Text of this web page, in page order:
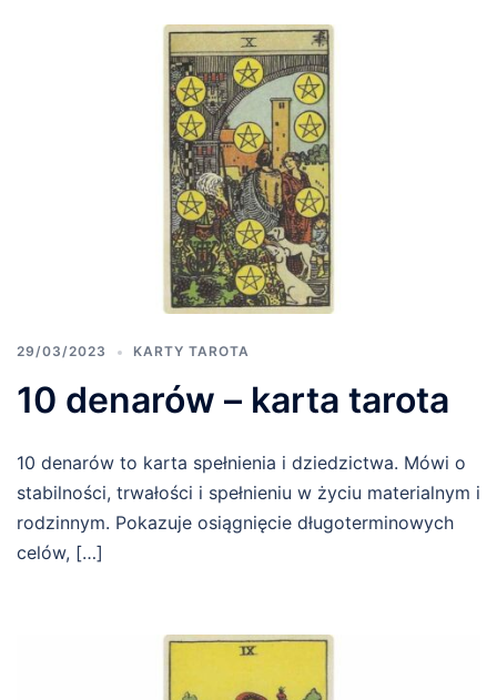
29/03/2023 KARTY TAROTA
10 denarów – karta tarota
10 denarów to karta spełnienia i dziedzictwa. Mówi o
stabilności, trwałości i spełnieniu w życiu materialnym i
rodzinnym. Pokazuje osiągnięcie długoterminowych
celów, […]